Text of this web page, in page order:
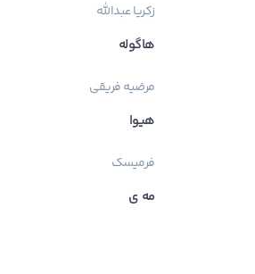
زکریا عبدالله
هاگوله
مرضیه فریقی
هیوا
فرمیسک
مه ی